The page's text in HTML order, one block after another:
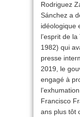
Rodriguez
Sánchez a
idéologique
l’esprit de
1982) qui
presse
2019, le
engagé à
Francisco
ans plus tôt